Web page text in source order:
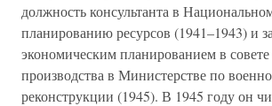
должность консультанта в
планированию ресурсов (1941–1943) и
экономическим планированием в
производства в Министерстве по
реконструкции (1945). В 1945 году он